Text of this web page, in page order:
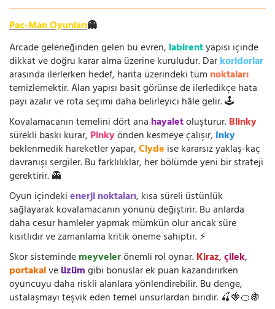
Pac-Man Oyunları👻
Arcade geleneğinden gelen bu evren, labirentyapısı içinde
dikkat ve doğru karar alma üzerine kuruludur. Darkoridorlar
arasında ilerlerken hedef, harita üzerindeki tüm noktaları
temizlemektir. Alan yapısı basit görünse de ilerledikçe hata
payı azalır ve rota seçimi daha belirleyici hâle gelir. 🕹️
Kovalamacanın temelini dört ana hayaletoluşturur.Blinky
sürekli baskı kurar, Pinkyönden kesmeye çalışır, Inky
beklenmedik hareketler yapar,Clyde ise kararsız yaklaş-kaç
davranışı sergiler. Bu farklılıklar, her bölümde yeni bir strateji
gerektirir. 👻
Oyun içindekienerji noktaları, kısa süreli üstünlük
sağlayarak kovalamacanın yönünü değiştirir. Bu anlarda
daha cesur hamleler yapmak mümkün olur ancak süre
kısıtlıdır ve zamanlama kritik öneme sahiptir. ⚡
Skor sistemindemeyvelerönemli rol oynar.Kiraz,çilek,
portakalveüzümgibi bonuslar ek puan kazandırırken
oyuncuyu daha riskli alanlara yönlendirebilir. Bu denge,
ustalaşmayı teşvik eden temel unsurlardan biridir. 🍒🍓🍊🍇